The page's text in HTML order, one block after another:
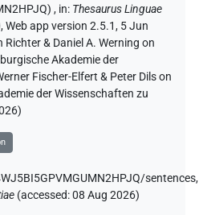
, in: Thesaurus Linguae
Web app version 2.5.1, 5 Jun
& Daniel A. Werning on
Akademie der
Fischer-Elfert & Peter Dils on
der Wissenschaften zu
)
sentences,
(accessed:08 Aug 2026)